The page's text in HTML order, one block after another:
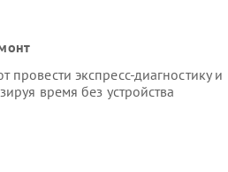
экспресс-диагностику и
время без устройства